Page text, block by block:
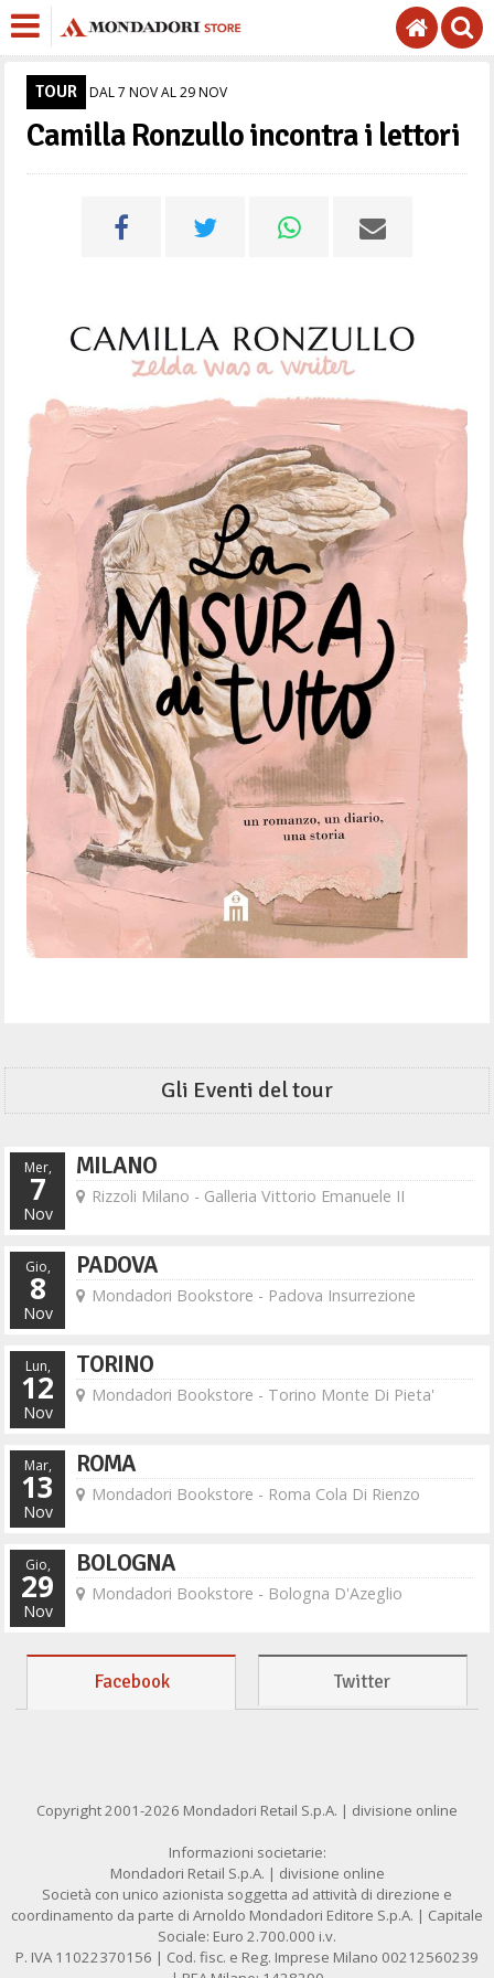
TOUR DAL 7 NOV AL 29 NOV
Camilla Ronzullo incontra i lettori
Gli Eventi del tour
Mer,
7
Nov
MILANO
Rizzoli Milano - Galleria Vittorio Emanuele II
Gio,
8
Nov
PADOVA
Mondadori Bookstore - Padova Insurrezione
Lun,
12
Nov
TORINO
Mondadori Bookstore - Torino Monte Di Pieta'
Mar,
13
Nov
ROMA
Mondadori Bookstore - Roma Cola Di Rienzo
Gio,
29
Nov
BOLOGNA
Mondadori Bookstore - Bologna D'Azeglio
Facebook Twitter
Copyright 2001-2026 Mondadori Retail S.p.A. | divisione online
Informazioni societarie:
Mondadori Retail S.p.A. | divisione online
Società con unico azionista soggetta ad attività di direzione e
coordinamento da parte di Arnoldo Mondadori Editore S.p.A. | Capitale
Sociale: Euro 2.700.000 i.v.
P. IVA 11022370156 | Cod. fisc. e Reg. Imprese Milano 00212560239